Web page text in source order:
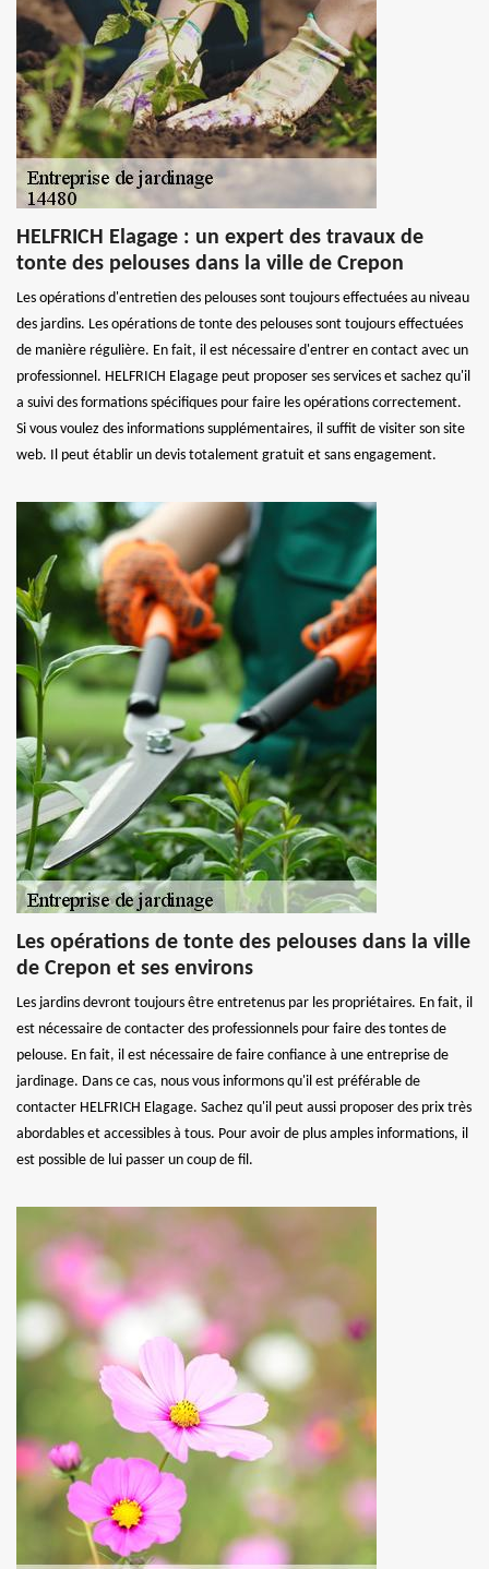
HELFRICH Elagage : un expert des travaux de
tonte des pelouses dans la ville de Crepon
Les opérations d'entretien des pelouses sont toujours effectuées au niveau
des jardins. Les opérations de tonte des pelouses sont toujours effectuées
de manière régulière. En fait, il est nécessaire d'entrer en contact avec un
professionnel. HELFRICH Elagage peut proposer ses services et sachez qu'il
a suivi des formations spécifiques pour faire les opérations correctement.
Si vous voulez des informations supplémentaires, il suffit de visiter son site
web. Il peut établir un devis totalement gratuit et sans engagement.
Les opérations de tonte des pelouses dans la ville
de Crepon et ses environs
Les jardins devront toujours être entretenus par les propriétaires. En fait, il
est nécessaire de contacter des professionnels pour faire des tontes de
pelouse. En fait, il est nécessaire de faire confiance à une entreprise de
jardinage. Dans ce cas, nous vous informons qu'il est préférable de
contacter HELFRICH Elagage. Sachez qu'il peut aussi proposer des prix très
abordables et accessibles à tous. Pour avoir de plus amples informations, il
est possible de lui passer un coup de fil.